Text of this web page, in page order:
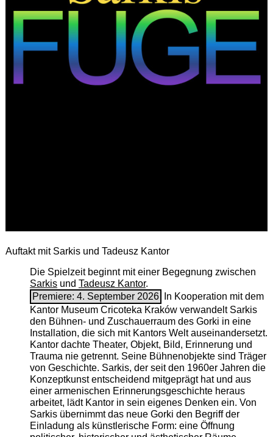
Auftakt mit Sarkis und Tadeusz Kantor
Die Spielzeit beginnt mit einer Begegnung zwischen
Sarkisund Tadeusz Kantor.
Premiere: 4. September 2026
In Kooperation mit dem
Kantor Museum Cricoteka Kraków verwandelt Sarkis
den Bühnen- und Zuschauerraum des Gorki in eine
Installation, die sich mit Kantors Welt auseinandersetzt.
Kantor dachte Theater, Objekt, Bild, Erinnerung und
Trauma nie getrennt. Seine Bühnenobjekte sind Träger
von Geschichte. Sarkis, der seit den 1960er Jahren die
Konzeptkunst entscheidend mitgeprägt hat und aus
einer armenischen ­Erinnerungsgeschichte heraus
arbeitet, lädt Kantor in sein eigenes Denken ein. Von
Sarkis übernimmt das neue Gorki den Begriff der
Einladung als künstlerische Form: eine Öffnung